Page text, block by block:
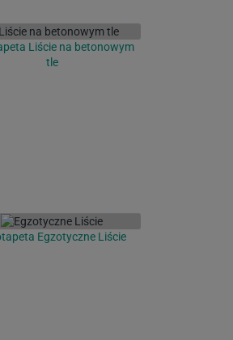
Liście na betonowym
tle
Egzotyczne Liście